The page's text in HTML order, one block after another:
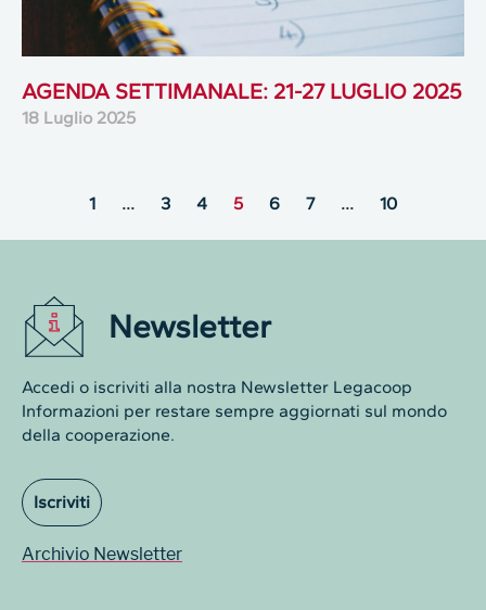
AGENDA SETTIMANALE: 21-27 LUGLIO 2025
18 Luglio 2025
1 … 3 4 5 6 7 … 10
Newsletter
Accedi o iscriviti alla nostra Newsletter Legacoop
Informazioni per restare sempre aggiornati sul mondo
della cooperazione.
Iscriviti
Archivio Newsletter